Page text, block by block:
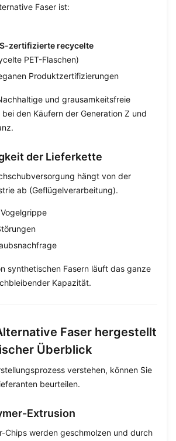
Faser ist:
zertifizierte recycelte
PET-Flaschen)
Produktzertifizierungen
und grausamkeitsfreie
den Käufern der Generation Z und
der Lieferkette
hängt von der
ab (Geflügelverarbeitung).
synthetischen Fasern läuft das ganze
Kapazität.
Faser hergestellt
Überblick
verstehen, können Sie
beurteilen.
Extrusion
Chips werden geschmolzen und durch